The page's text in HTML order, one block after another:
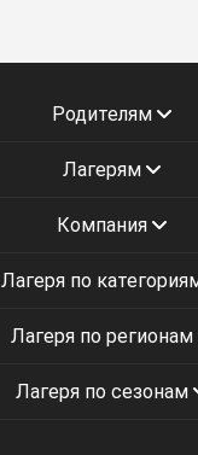
Родителям
Лагерям
Компания
Лагеря по
Лагеря по регионам
Лагеря по сезонам